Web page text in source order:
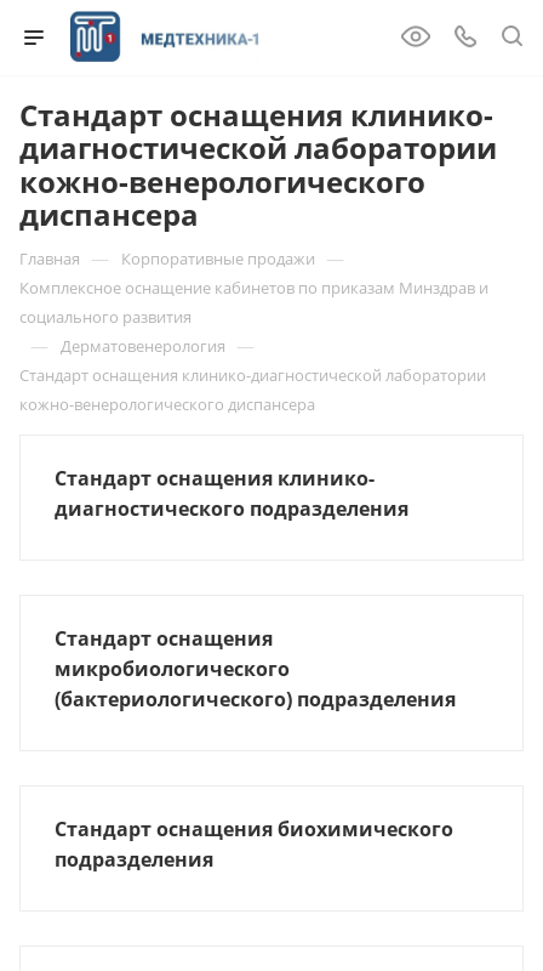
Стандарт оснащения клинико-
диагностической лаборатории
кожно-венерологического
диспансера
Главная — Корпоративные продажи —
Комплексное оснащение кабинетов по приказам Минздрав и
социального развития
— Дерматовенерология —
Стандарт оснащения клинико-диагностической лаборатории
кожно-венерологического диспансера
Стандарт оснащения клинико-
диагностического подразделения
Стандарт оснащения
микробиологического
(бактериологического) подразделения
Стандарт оснащения биохимического
подразделения